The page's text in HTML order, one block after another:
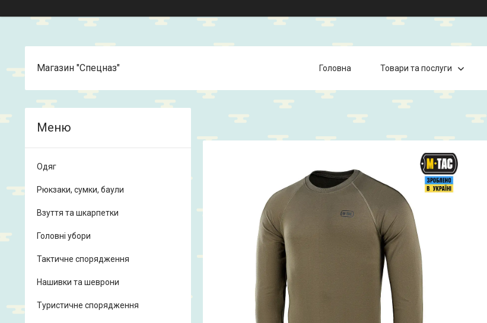
Магазин "Спецназ" Головна Товари та послуги
Одяг
Рюкзаки, сумки, баули
Взуття та шкарпетки
Головні убори
Тактичне спорядження
Нашивки та шеврони
Туристичне спорядження